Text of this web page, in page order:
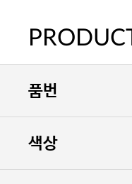
품번
색상